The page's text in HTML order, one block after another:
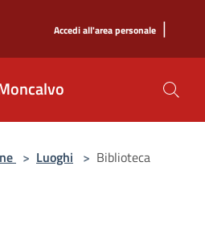
Accedi all'area personale |
> Luoghi > Biblioteca